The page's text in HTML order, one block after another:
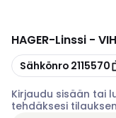
HAGER-Linssi -
Kopioi
Sähkönro 2115570
Kirjaudu sisään tai
tehdäksesi tilauksen